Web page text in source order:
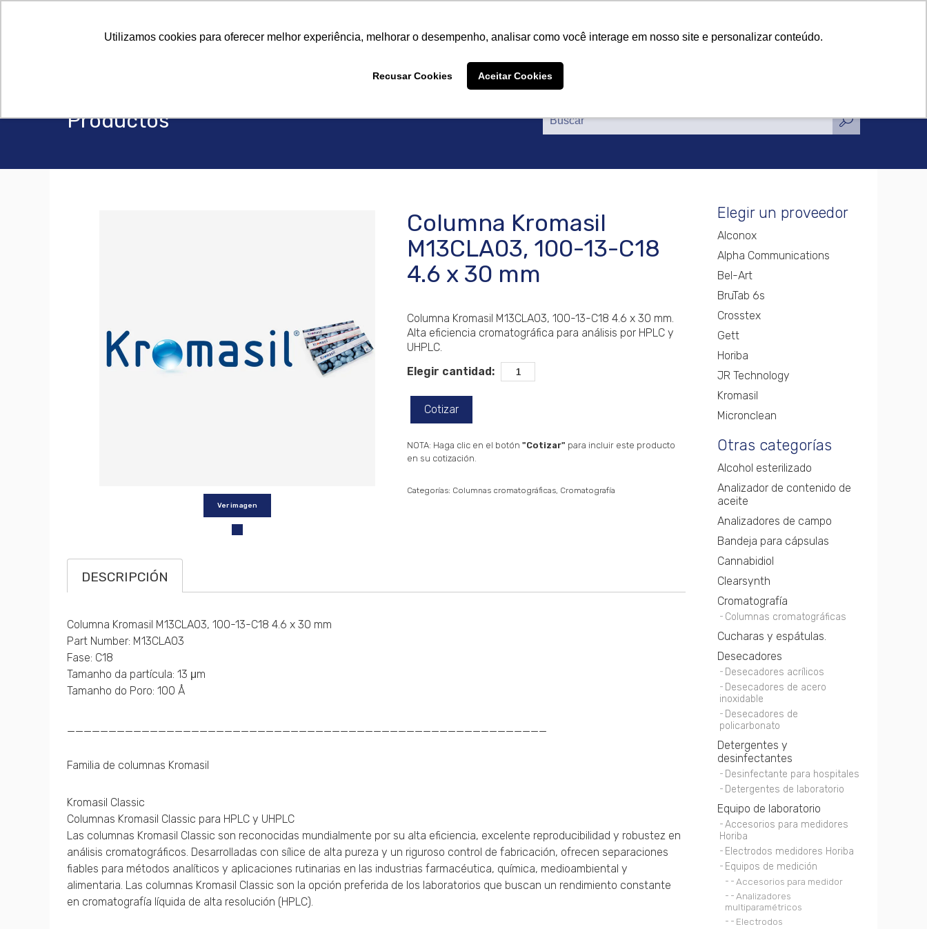
Utilizamos cookies para oferecer melhor experiência, melhorar o desempenho, analisar como você interage em nosso site e personalizar conteúdo.
Recusar Cookies Aceitar Cookies
Sobre Nosotros
Productos Proveedores Catálogos Certificaciones Noticias Contacto
Productos
Ver imagen
Columna Kromasil
M13CLA03, 100-13-C18
4.6 x 30 mm
Columna Kromasil M13CLA03, 100-13-C18 4.6 x 30 mm.
Alta eficiencia cromatográfica para análisis por HPLC y
UHPLC.
Elegir cantidad:
Cotizar
NOTA: Haga clic en el botón"Cotizar" para incluir este producto
en su cotización.
Categorías: Columnas cromatográficas Cromatografía
DESCRIPCIÓN
Columna Kromasil M13CLA03, 100-13-C18 4.6 x 30 mm
Part Number: M13CLA03
Fase: C18
Tamanho da partícula: 13 μm
Tamanho do Poro: 100 Å
__________________________________________________________
Familia de columnas Kromasil
Kromasil Classic
Columnas Kromasil Classic para HPLC y UHPLC
Las columnas Kromasil Classic son reconocidas mundialmente por su alta eficiencia, excelente reproducibilidad y robustez en
análisis cromatográficos. Desarrolladas con sílice de alta pureza y un riguroso control de fabricación, ofrecen separaciones
fiables para métodos analíticos y aplicaciones rutinarias en las industrias farmacéutica, química, medioambiental y
alimentaria. Las columnas Kromasil Classic son la opción preferida de los laboratorios que buscan un rendimiento constante
en cromatografía líquida de alta resolución (HPLC).
Elegir un proveedor
Alconox
Alpha Communications
Bel-Art
BruTab 6s
Crosstex
Gett
Horiba
JR Technology
Kromasil
Micronclean
Otras categorías
Alcohol esterilizado
Analizador de contenido de
aceite
Analizadores de campo
Bandeja para cápsulas
Cannabidiol
Clearsynth
Cromatografía
Columnas cromatográficas
Cucharas y espátulas.
Desecadores
Desecadores acrílicos
Desecadores de acero
inoxidable
Desecadores de
policarbonato
Detergentes y
desinfectantes
Desinfectante para hospitales
Detergentes de laboratorio
Equipo de laboratorio
Accesorios para medidores
Horiba
Electrodos medidores Horiba
Equipos de medición
Accesorios para medidor
Analizadores
multiparamétricos
Electrodos